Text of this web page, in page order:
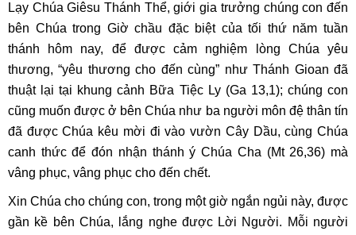
Lạy Chúa Giêsu Thánh Thể, giới gia trưởng chúng con đến
bên Chúa trong Giờ chầu đặc biệt của tối thứ năm tuần
thánh hôm nay, để được cảm nghiệm lòng Chúa yêu
thương, “yêu thương cho đến cùng” như Thánh Gioan đã
thuật lại tại khung cảnh Bữa Tiệc Ly (Ga 13,1); chúng con
cũng muốn được ở bên Chúa như ba người môn đệ thân tín
đã được Chúa kêu mời đi vào vườn Cây Dầu, cùng Chúa
canh thức để đón nhận thánh ý Chúa Cha (Mt 26,36) mà
vâng phục, vâng phục cho đến chết.
Xin Chúa cho chúng con, trong một giờ ngắn ngủi này, được
gần kề bên Chúa, lắng nghe được Lời Người. Mỗi người